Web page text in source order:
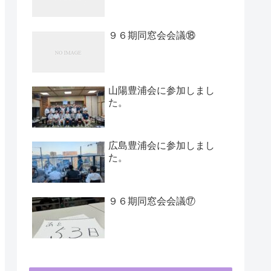
９６期同窓会会議⑱
山陽豊浦会に参加しまし
た。
広島豊浦会に参加しまし
た。
９６期同窓会会議⑰